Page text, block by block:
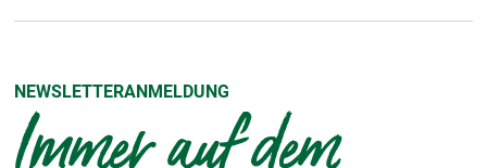
NEWSLETTERANMELDUNG